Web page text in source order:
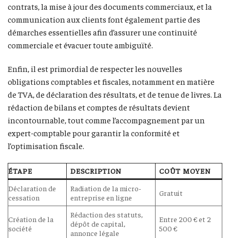
contrats, la mise à jour des documents commerciaux, et la
communication aux clients font également partie des
démarches essentielles afin d’assurer une continuité
commerciale et évacuer toute ambiguïté.
Enfin, il est primordial de respecter les nouvelles
obligations comptables et fiscales, notamment en matière
de TVA, de déclaration des résultats, et de tenue de livres. La
rédaction de bilans et comptes de résultats devient
incontournable, tout comme l’accompagnement par un
expert-comptable pour garantir la conformité et
l’optimisation fiscale.
ÉTAPE DESCRIPTION
COÛT MOYEN
Déclaration de
cessation
Radiation de la micro-
entreprise en ligne
Gratuit
Création de la
société
Rédaction des statuts,
dépôt de capital,
annonce légale
Entre 200 € et 2
500 €